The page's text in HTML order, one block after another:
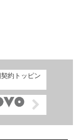
契約トッピン